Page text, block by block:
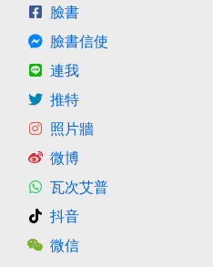
臉書
臉書信使
連我
推特
照片牆
微博
瓦次艾普
抖音
微信